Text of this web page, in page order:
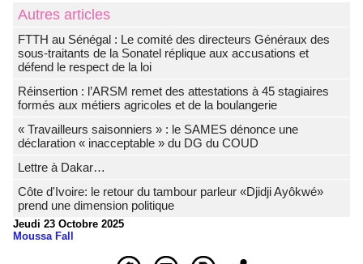
Autres articles
FTTH au Sénégal : Le comité des directeurs Généraux des
sous-traitants de la Sonatel réplique aux accusations et
défend le respect de la loi
Réinsertion : l’ARSM remet des attestations à 45 stagiaires
formés aux métiers agricoles et de la boulangerie
« Travailleurs saisonniers » : le SAMES dénonce une
déclaration « inacceptable » du DG du COUD
Lettre à Dakar…
Côte d'Ivoire: le retour du tambour parleur «Djidji Ayôkwé»
prend une dimension politique
Jeudi 23 Octobre 2025
Moussa Fall